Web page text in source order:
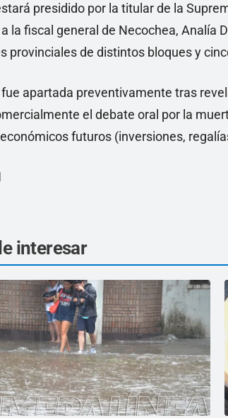
presidido por la titular de la
la fiscal general de Necochea, Analía
provinciales de distintos bloques y
apartada preventivamente tras
el debate oral por la
futuros (inversiones,
interesar